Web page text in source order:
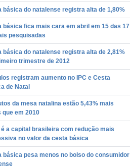
básica do natalense registra alta de 1,80%
básica fica mais cara em abril em 15 das 17
pesquisadas
básica do natalense registra alta de 2,81%
trimestre de 2012
registram aumento no IPC e Cesta
de Natal
da mesa natalina estão 5,43% mais
que em 2010
é a capital brasileira com redução mais
no valor da cesta básica
básica pesa menos no bolso do consumidor